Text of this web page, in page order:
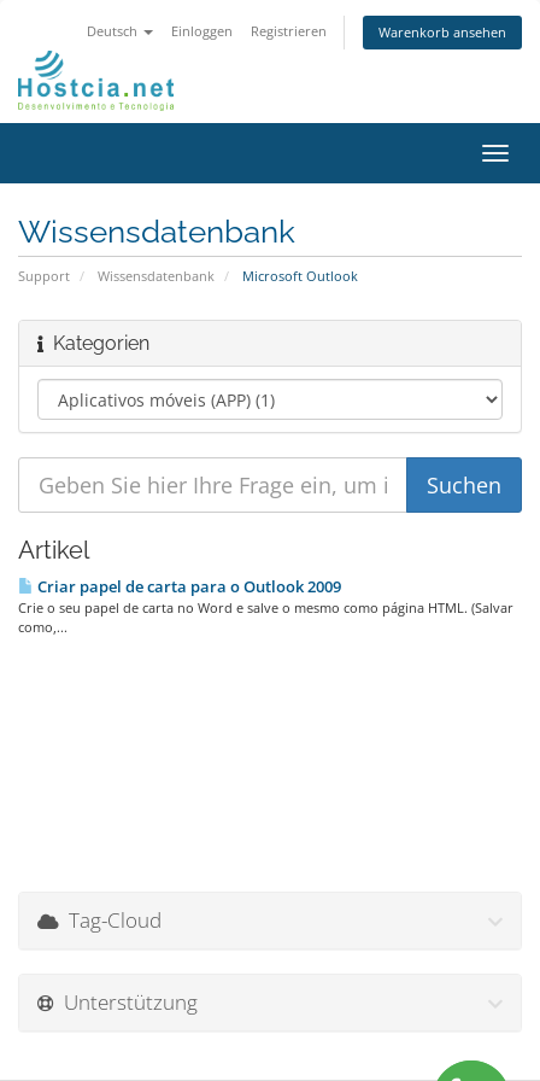
Deutsch Einloggen Registrieren Warenkorb ansehen
ein-/
Wissensdatenbank
Support Wissensdatenbank Microsoft Outlook
Kategorien
Artikel
Criar papel de carta para o Outlook 2009
Crie o seu papel de carta no Word e salve o mesmo como página HTML. (Salvar
como,...
Tag-Cloud
Unterstützung